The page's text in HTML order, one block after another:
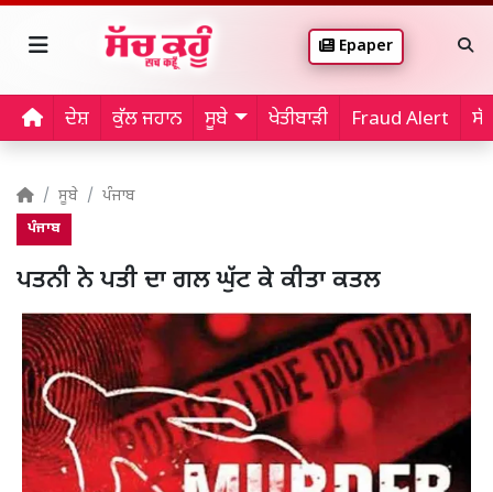
Epaper
ਦੇਸ਼ ਕੁੱਲ ਜਹਾਨ ਸੂਬੇ ਖੇਤੀਬਾੜੀ Fraud Alert
ਸੂਬੇ ਪੰਜਾਬ
ਪੰਜਾਬ
ਪਤਨੀ ਨੇ ਪਤੀ ਦਾ ਗਲ ਘੁੱਟ ਕੇ ਕੀਤਾ ਕਤਲ